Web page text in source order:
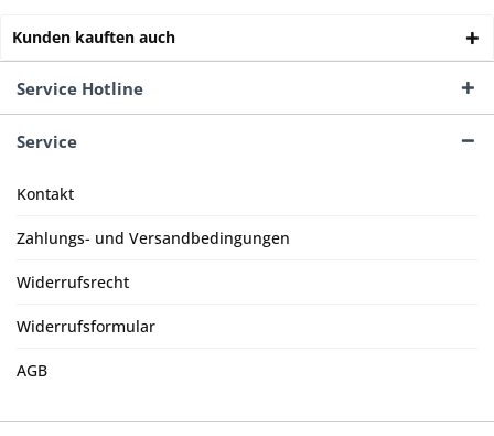
Kunden kauften auch
Service Hotline
Service
Kontakt
Zahlungs- und Versandbedingungen
Widerrufsrecht
Widerrufsformular
AGB